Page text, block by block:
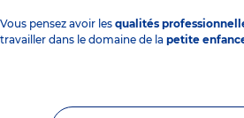
Vous pensez avoir les qualités
travailler dans le domaine de la petite